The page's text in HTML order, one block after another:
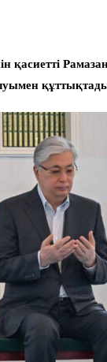
қасиетті